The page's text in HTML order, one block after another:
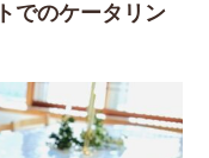
でのケータリン